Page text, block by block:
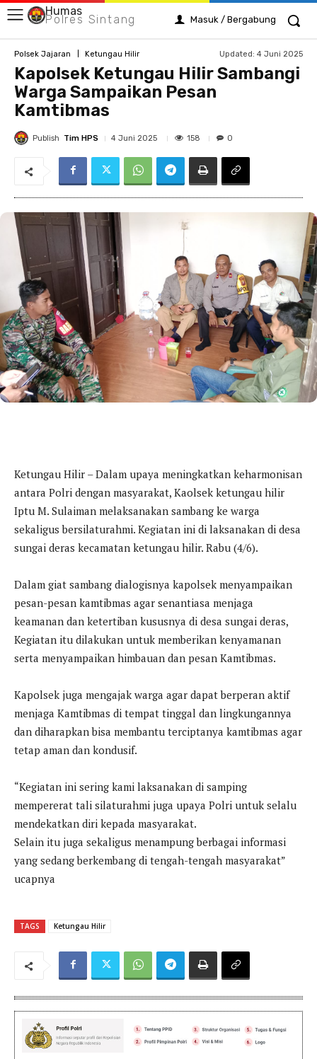
Humas
Polres Sintang Masuk / Bergabung
Polsek Jajaran Ketungau Hilir Updated: 4 Juni 2025
Kapolsek Ketungau Hilir Sambangi
Warga Sampaikan Pesan
Kamtibmas
Publish Tim HPS 4 Juni 2025 158 0
Ketungau Hilir – Dalam upaya meningkatkan keharmonisan
antara Polri dengan masyarakat, Kaolsek ketungau hilir
Iptu M. Sulaiman melaksanakan sambang ke warga
sekaligus bersilaturahmi. Kegiatan ini di laksanakan di desa
sungai deras kecamatan ketungau hilir. Rabu (4/6).
Dalam giat sambang dialogisnya kapolsek menyampaikan
pesan-pesan kamtibmas agar senantiasa menjaga
keamanan dan ketertiban kususnya di desa sungai deras,
Kegiatan itu dilakukan untuk memberikan kenyamanan
serta menyampaikan himbauan dan pesan Kamtibmas.
Kapolsek juga mengajak warga agar dapat berperan aktif
menjaga Kamtibmas di tempat tinggal dan lingkungannya
dan diharapkan bisa membantu terciptanya kamtibmas agar
tetap aman dan kondusif.
“Kegiatan ini sering kami laksanakan di samping
mempererat tali silaturahmi juga upaya Polri untuk selalu
mendekatkan diri kepada masyarakat.
Selain itu juga sekaligus menampung berbagai informasi
yang sedang berkembang di tengah-tengah masyarakat”
ucapnya
TAGS Ketungau Hilir